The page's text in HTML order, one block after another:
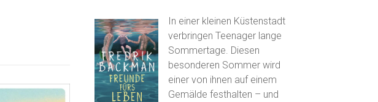
In einer kleinen Küstenstadt
verbringen Teenager lange
Sommertage. Diesen
besonderen Sommer wird
einer von ihnen auf einem
Gemälde festhalten – und